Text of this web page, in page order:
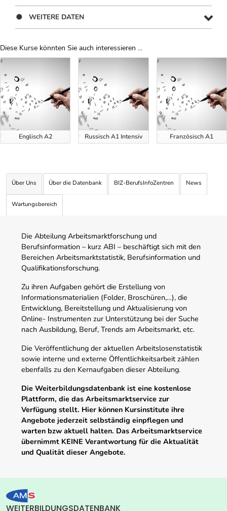
WEITERE DATEN
Diese Kurse könnten Sie auch interessieren ...
Uber Weiterbildungsvorschläge
Englisch A2 Russisch A1 Intensiv Französisch A1
Über Uns Über die Datenbank BIZ-BerufsInfoZentren News
Wartungsbereich
Die Abteilung Arbeitsmarktforschung und
Berufsinformation – kurz ABI – beschäftigt sich mit den
Bereichen Arbeitsmarktstatistik, Berufsinformation und
Qualifikationsforschung.
Zu ihren Aufgaben gehört die Erstellung von
Informationsmaterialien (Folder, Broschüren,…), die
Entwicklung, Bereitstellung und Aktualisierung von
Online- Instrumenten zur Unterstützung bei der Suche
nach Ausbildung, Beruf, Trends am Arbeitsmarkt, etc.
Die Veröffentlichung der aktuellen Arbeitslosenstatistik
sowie interne und externe Öffentlichkeitsarbeit zählen
ebenfalls zu den Kernaufgaben dieser Abteilung.
Die Weiterbildungsdatenbank ist eine kostenlose
Plattform, die das Arbeitsmarktservice zur
Verfügung stellt. Hier können Kursinstitute ihre
Angebote jederzeit selbständig einpflegen und
warten bzw aktuell halten. Das Arbeitsmarktservice
übernimmt KEINE Verantwortung für die Aktualität
und Qualität dieser Angebote.
WEITERBILDUNGSDATENBANK